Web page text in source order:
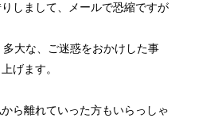
しまして、メールで恐縮ですが
大な、ご迷惑をおかけした事
げます。
ら離れていった方もいらっしゃ